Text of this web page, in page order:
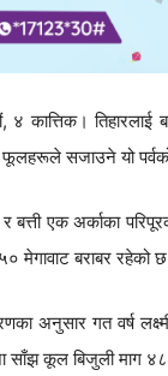
४ कात्तिक।
सजाउने यो पर्वको
र बत्ती एक अर्काका
मेगावाट बराबर रहेको
अनुसार गत वर्ष
साँझ कूल बिजुली माग